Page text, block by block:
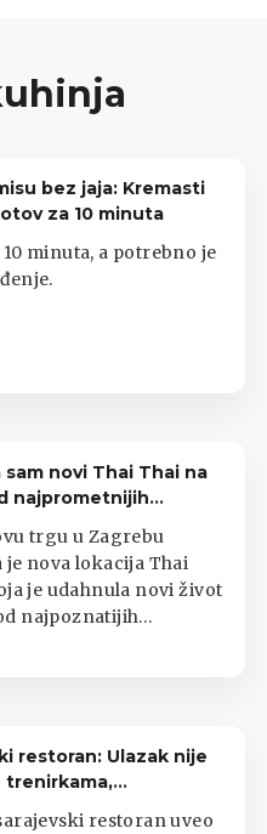
bez jaja: Kremasti
za 10 minuta
10 minuta, a potrebno je
sam novi Thai Thai na
najprometnijih
lokacija
trgu u Zagrebu
je nova lokacija Thai
je udahnula novi život
najpoznatijih
restoran: Ulazak nije
trenirkama,
i japankama
restoran uveo